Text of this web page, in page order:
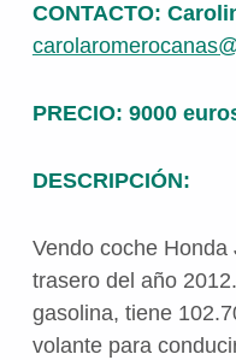
CONTACTO:
PRECIO: 9000
DESCRIPCIÓN:
Vendo coche
trasero del año
gasolina, tiene
volante para